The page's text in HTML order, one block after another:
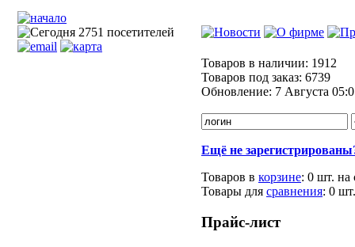
Товаров в наличии: 1912
Товаров под заказ: 6739
Обновление: 7 Августа
Ещё не
Товаров в корзине: 0 шт. на
Товары для сравнения: 0 шт.
Прайс-лист